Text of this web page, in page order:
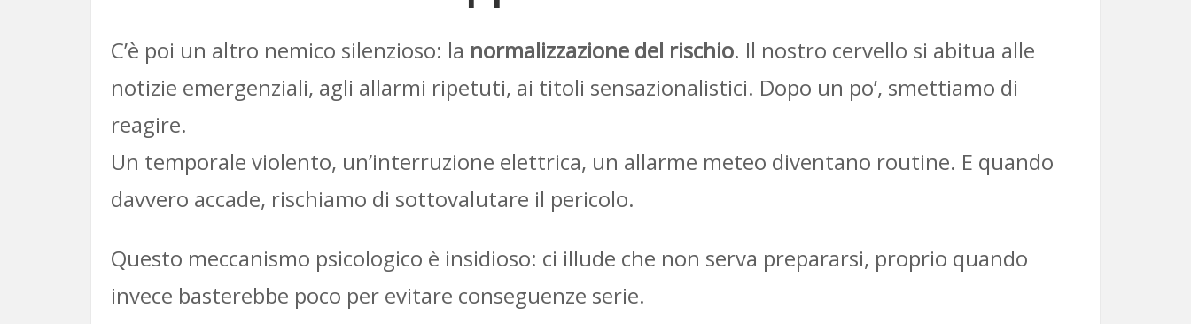
C’è poi un altro nemico silenzioso: la normalizzazione del rischio. Il nostro cervello si abitua alle
notizie emergenziali, agli allarmi ripetuti, ai titoli sensazionalistici. Dopo un po’, smettiamo di
reagire.
Un temporale violento, un’interruzione elettrica, un allarme meteo diventano routine. E quando
davvero accade, rischiamo di sottovalutare il pericolo.
Questo meccanismo psicologico è insidioso: ci illude che non serva prepararsi, proprio quando
invece basterebbe poco per evitare conseguenze serie.